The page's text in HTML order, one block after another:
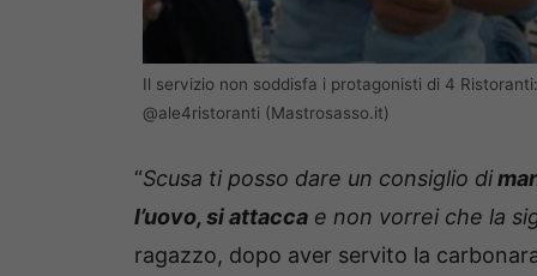
Il servizio non soddisfa i protagonisti di 4
@ale4ristoranti (Mastrosasso.it)
“Scusa ti posso dare un consiglio di
l’uovo, si attacca e non vorrei che la
ragazzo, dopo aver servito la